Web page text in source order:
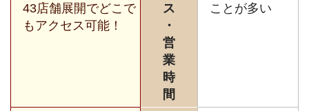
43店舗展開でどこで
もアクセス可能！
ス
・
営
業
時
間
ことが多い